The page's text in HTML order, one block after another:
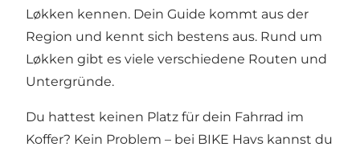
Løkken kennen. Dein Guide kommt aus der
Region und kennt sich bestens aus. Rund um
Løkken gibt es viele verschiedene Routen und
Untergründe.
Du hattest keinen Platz für dein Fahrrad im
Koffer? Kein Problem – bei BIKE Havs kannst du